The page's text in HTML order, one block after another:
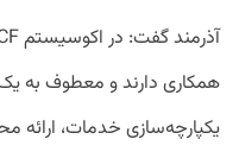
همکاری دارند و معطوف به
یکپارچه‌سازی خدمات،